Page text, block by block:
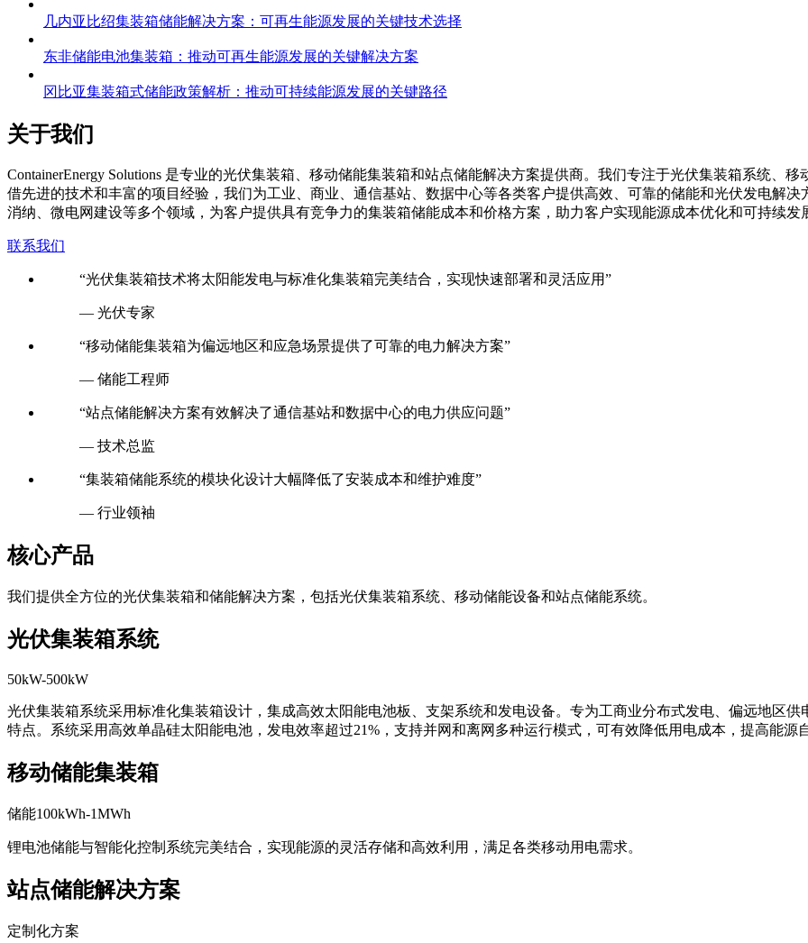
几内亚比绍集装箱储能解决方案：可再生能源发展的关键技术选择
东非储能电池集装箱：推动可再生能源发展的关键解决方案
冈比亚集装箱式储能政策解析：推动可持续能源发展的关键路径
关于我们
ContainerEnergy Solutions 是专业的光伏集装箱、移动储能集装箱和站点储能解决方案提供商。我们专注于光伏集装箱系统、
借先进的技术和丰富的项目经验，我们为工业、商业、通信基站、数据中心等各类客户提供高效、可靠的储能和光伏发电解
消纳、微电网建设等多个领域，为客户提供具有竞争力的集装箱储能成本和价格方案，助力客户实现能源成本优化和可持续发
联系我们
“光伏集装箱技术将太阳能发电与标准化集装箱完美结合，实现快速部署和灵活应用”
— 光伏专家
“移动储能集装箱为偏远地区和应急场景提供了可靠的电力解决方案”
— 储能工程师
“站点储能解决方案有效解决了通信基站和数据中心的电力供应问题”
— 技术总监
“集装箱储能系统的模块化设计大幅降低了安装成本和维护难度”
— 行业领袖
核心产品
我们提供全方位的光伏集装箱和储能解决方案，包括光伏集装箱系统、移动储能设备和站点储能系统。
光伏集装箱系统
50kW-500kW
光伏集装箱系统采用标准化集装箱设计，集成高效太阳能电池板、支架系统和发电设备。专为工商业分布式发电、偏远地区
特点。系统采用高效单晶硅太阳能电池，发电效率超过21%，支持并网和离网多种运行模式，可有效降低用电成本，提高能源
移动储能集装箱
储能100kWh-1MWh
锂电池储能与智能化控制系统完美结合，实现能源的灵活存储和高效利用，满足各类移动用电需求。
站点储能解决方案
定制化方案